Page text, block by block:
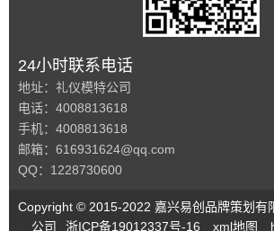
24小时联系电话
地址：礼仪模特公司
电话：4008813618
手机：4008813618
邮箱：616931624@qq.com
QQ：1228730600
Copyright © 2015-2022 嘉兴易创品牌策划有
公司
浙ICP备19012337号-16 xml地图